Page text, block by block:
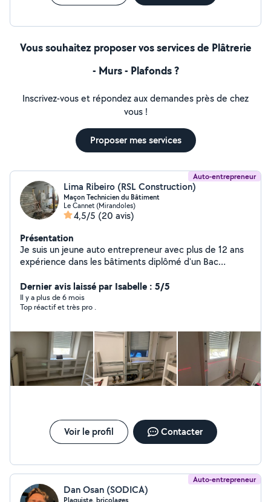
Vous souhaitez proposer vos services de Plâtrerie
- Murs - Plafonds ?
Inscrivez-vous et répondez aux demandes près de chez
vous !
Proposer mes services
Auto-entrepreneur
Lima Ribeiro (RSL Construction)
Maçon Technicien du Bâtiment
Le Cannet (Mirandoles)
4,5/5 (20 avis)
Présentation
Je suis un jeune auto entrepreneur avec plus de 12 ans
expérience dans les bâtiments diplômé d'un Bac
Réalisation du Gros Oeuvre ' obtenu 08/01/2021 à Nice.
Mon domaine ( Conseillé Technique dans le gros œuvre
et réalisation dans le neuf, Rénovation, Maçonnerie,
et très professionnel. Ne hésite pas à faire appel à moi
pour vous travaux. Je assures les travaux des mes
clients avec mon ASSURANCE DÉCENNALE.
Dernier avis laissé par Isabelle : 5/5
Il y a plus de 6 mois
Top réactif et très pro .
Voir le profil Contacter
Auto-entrepreneur
Dan Osan (SODICA)